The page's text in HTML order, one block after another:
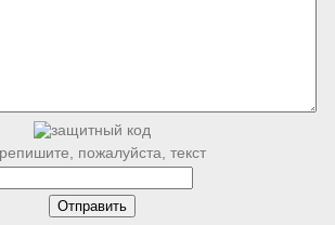
пожалуйста, текст